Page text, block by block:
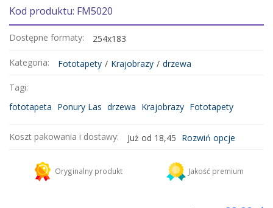
Kod produktu: FM5020
Dostępne formaty: 254x183
Kategoria: Fototapety / Krajobrazy / drzewa
Tagi:
fototapeta Ponury Las drzewa Krajobrazy Fototapety
Koszt pakowania i dostawy: Już od 18,45 Rozwiń opcje
Kurier DHL
Dodaj więcej produktów do koszyka i zapłać za wysyłkę tylko raz!
Oryginalny produkt Jakość premium